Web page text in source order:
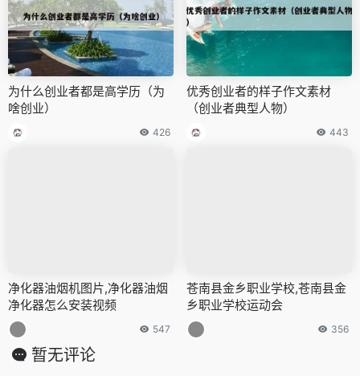
为什么创业者都是高学历（为
啥创业）
426
优秀创业者的样子作文素材
（创业者典型人物）
443
净化器油烟机图片,净化器油烟
净化器怎么安装视频
547
苍南县金乡职业学校,苍南县金
乡职业学校运动会
356
暂无评论